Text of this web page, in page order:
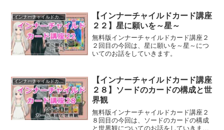
インナーチャイルドカード講座
【インナーチャイルドカード講座
２２】星に願いを～星～
無料版インナーチャイルドカード講座２
２回目の今回は、星に願いを～星～につ
いてのお話をしていきます。
インナーチャイルドカード講座
【インナーチャイルドカード講座
２８】ソードのカードの構成と世
界観
無料版インナーチャイルドカード講座２
８回目の今回は、ソードのカードの構成
と世界観についてのお話をしていきま